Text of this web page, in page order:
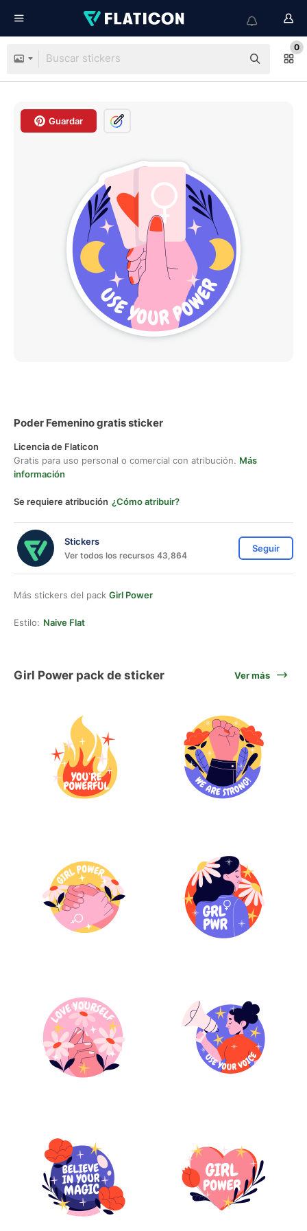
0
Guardar
Poder Femenino gratis sticker
Licencia de Flaticon
Gratis para uso personal o comercial con atribución. Más
información
Se requiere atribución ¿Cómo atribuir?
Stickers
Ver todos los recursos 43,864
Seguir
Más stickers del pack Girl Power
Estilo: Naive Flat
Girl Power pack de sticker Ver más